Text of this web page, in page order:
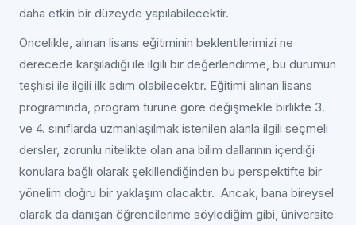
daha etkin bir düzeyde yapılabilecektir.
Öncelikle, alınan lisans eğitiminin beklentilerimizi ne
derecede karşıladığı ile ilgili bir değerlendirme, bu durumun
teşhisi ile ilgili ilk adım olabilecektir. Eğitimi alınan lisans
programında, program türüne göre değişmekle birlikte 3.
ve 4. sınıflarda uzmanlaşılmak istenilen alanla ilgili seçmeli
dersler, zorunlu nitelikte olan ana bilim dallarının içerdiği
konulara bağlı olarak şekillendiğinden bu perspektifte bir
yönelim doğru bir yaklaşım olacaktır. Ancak, bana bireysel
olarak da danışan öğrencilerime söylediğim gibi, üniversite